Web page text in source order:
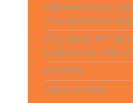
образовательная
«Познавательное
Обсуждение ФОП ДО
родительских
КиноКлуб
Обратная связь